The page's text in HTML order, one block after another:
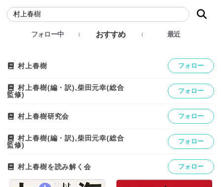
フォロー中 おすすめ 最近
村上春樹 フォロー
村上春樹(編・訳),柴田元幸(総合
監修)
フォロー
村上春樹研究会 フォロー
村上春樹(編・訳),柴田元幸(総合
監修)
フォロー
村上春樹を読み解く会 フォロー